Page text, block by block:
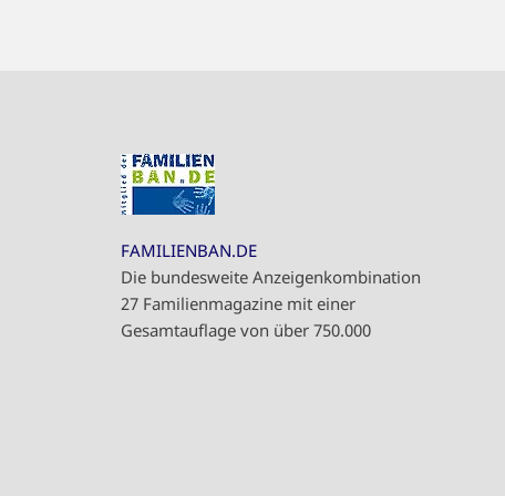
FAMILIENBAN.DE
Die bundesweite Anzeigenkombination
27 Familienmagazine mit einer
Gesamtauflage von über 750.000